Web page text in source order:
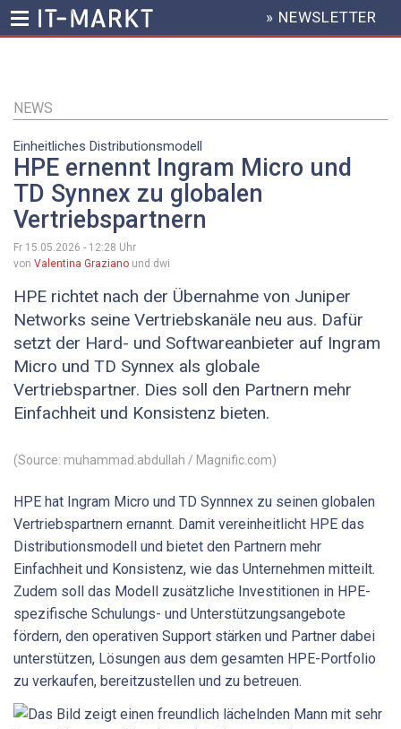
Inhalt
HEADER
MENU
» NEWSLETTER
NEWS
Einheitliches Distributionsmodell
HPE ernennt Ingram Micro und
TD Synnex zu globalen
Vertriebspartnern
Fr 15.05.2026 - 12:28 Uhr
von Valentina Graziano und dwi
HPE richtet nach der Übernahme von Juniper
Networks seine Vertriebskanäle neu aus. Dafür
setzt der Hard- und Softwareanbieter auf Ingram
Micro und TD Synnex als globale
Vertriebspartner. Dies soll den Partnern mehr
Einfachheit und Konsistenz bieten.
(Source: muhammad.abdullah / Magnific.com)
HPE hat Ingram Micro und TD Synnnex zu seinen globalen
Vertriebspartnern ernannt. Damit vereinheitlicht HPE das
Distributionsmodell und bietet den Partnern mehr
Einfachheit und Konsistenz, wie das Unternehmen mitteilt.
Zudem soll das Modell zusätzliche Investitionen in HPE-
spezifische Schulungs- und Unterstützungsangebote
fördern, den operativen Support stärken und Partner dabei
unterstützen, Lösungen aus dem gesamten HPE-Portfolio
zu verkaufen, bereitzustellen und zu betreuen.